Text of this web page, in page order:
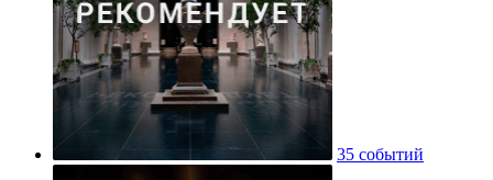
35 событий